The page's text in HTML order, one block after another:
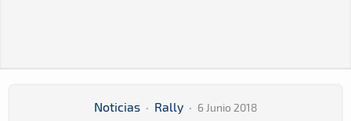
Noticias · Rally · 6 Junio 2018